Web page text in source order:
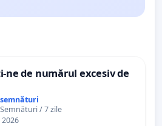
ne de numărul excesiv de
semnături
/ 7 zile